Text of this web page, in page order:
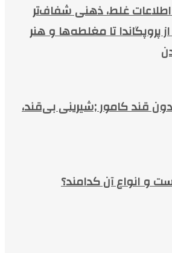
غلط، ذهنی شفاف‌تر
پروپگاندا تا مغلطه‌ها و هنر
قند کامور ;شیرینی بی‌قند،
و انواع آن کدامند؟